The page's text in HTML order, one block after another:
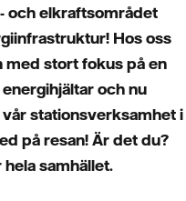
och elkraftsområdet
Hos oss
stort fokus på en
och nu
stationsverksamhet i
på resan! Är det du?
samhället.